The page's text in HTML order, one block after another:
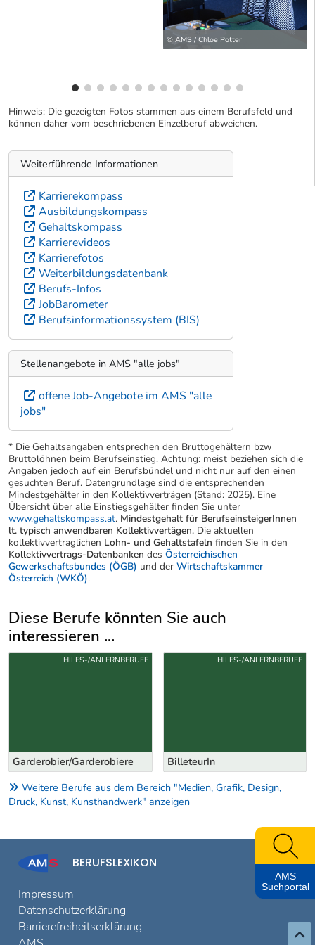
© AMS / Chloe Potter
Hinweis: Die gezeigten Fotos stammen aus einem Berufsfeld und
können daher vom beschriebenen Einzelberuf abweichen.
Weiterführende Informationen
Karrierekompass
Ausbildungskompass
Gehaltskompass
Karrierevideos
Karrierefotos
Weiterbildungsdatenbank
Berufs-Infos
JobBarometer
Berufsinformationssystem (BIS)
Stellenangebote in AMS "alle jobs"
offene Job-Angebote im AMS "alle
jobs"
* Die Gehaltsangaben entsprechen den Bruttogehältern bzw
Bruttolöhnen beim Berufseinstieg. Achtung: meist beziehen sich die
Angaben jedoch auf ein Berufsbündel und nicht nur auf den einen
gesuchten Beruf. Datengrundlage sind die entsprechenden
Mindestgehälter in den Kollektivverträgen (Stand: 2025). Eine
Übersicht über alle Einstiegsgehälter finden Sie unter
www.gehaltskompass.at. Mindestgehalt für BerufseinsteigerInnen
lt. typisch anwendbaren Kollektivvertägen. Die aktuellen
kollektivvertraglichen Lohn- und Gehaltstafeln finden Sie in den
Kollektivvertrags-Datenbanken des Österreichischen
Gewerkschaftsbundes (ÖGB) und der Wirtschaftskammer
Österreich (WKÖ).
Diese Berufe könnten Sie auch
interessieren ...
Uber weitere Berufsvorschläge
Garderobier/Garderobiere
HILFS-/ANLERNBERUFE
BilleteurIn
HILFS-/ANLERNBERUFE
Weitere Berufe aus dem Bereich "Medien, Grafik, Design,
Druck, Kunst, Kunsthandwerk" anzeigen
BERUFSLEXIKON
Impressum
Datenschutzerklärung
Barrierefreiheitserklärung
AMS
Suchportal